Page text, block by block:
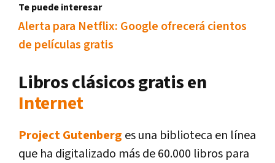
Te puede interesar
Alerta para Netflix: Google ofrecerá cientos
de películas gratis
Libros clásicos gratis en
Internet
Project Gutenberg es una biblioteca en línea
que ha digitalizado más de 60.000 libros para